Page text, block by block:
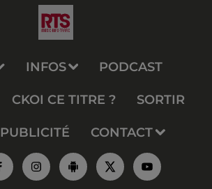
INFOS PODCAST
CKOI CE TITRE ? SORTIR
PUBLICITÉ CONTACT